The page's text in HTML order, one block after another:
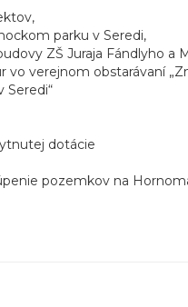
parku v Seredi,
ZŠ Juraja Fándlyho a
vo verejnom obstarávaní
Seredi“
dotácie
pozemkov na